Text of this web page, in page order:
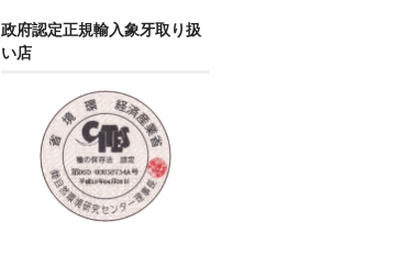
政府認定正規輸入象牙取り扱
い店